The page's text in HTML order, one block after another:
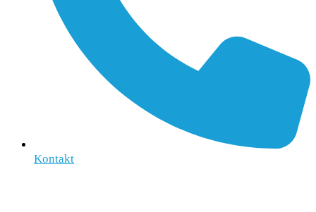
Kontakt